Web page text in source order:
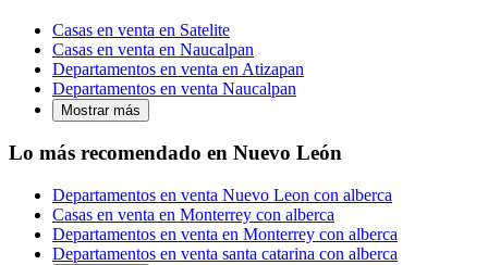
Casas en venta en Satelite
Casas en venta en Naucalpan
Departamentos en venta en Atizapan
Departamentos en venta Naucalpan
Mostrar más
Lo más recomendado en Nuevo León
Departamentos en venta Nuevo Leon con alberca
Casas en venta en Monterrey con alberca
Departamentos en venta en Monterrey con alberca
Departamentos en venta santa catarina con alberca